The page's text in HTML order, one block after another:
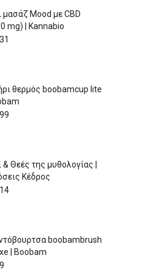
μασάζ Mood με CBD
mg) | Kannabio
θερμός boobamcup lite
& Θεές της μυθολογίας |
Κέδρος
boobambrush
| Boobam